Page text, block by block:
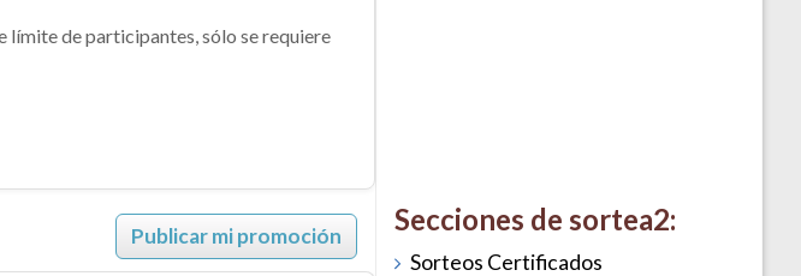
límite de participantes, sólo se requiere
Publicar mi promoción Secciones de sortea2:
Sorteos Certificados